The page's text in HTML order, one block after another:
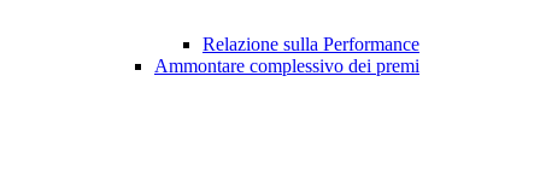
Relazione sulla Performance
Ammontare complessivo dei premi